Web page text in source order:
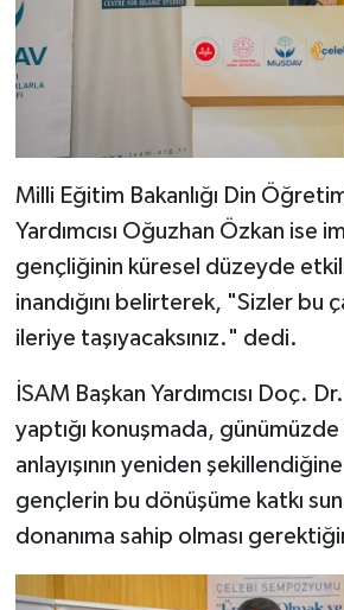
Milli Eğitim Bakanlığı Din
Yardımcısı Oğuzhan Özkan ise
gençliğinin küresel düzeyde
inandığını belirterek, "Sizler bu
ileriye taşıyacaksınız." dedi.
İSAM Başkan Yardımcısı Doç.
yaptığı konuşmada,
anlayışının yeniden
gençlerin bu dönüşüme katkı
donanıma sahip olması
Konya Müftülüğü
Kütahya Müftülüğü
Manisa Müftülüğü
Mardin Müftülüğü
Mersin Müftülüğü
Muğla Müftülüğü
Muş Müftülüğü
Nevşehir Müftülüğü
Niğde Müftülüğü